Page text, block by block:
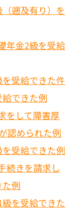
遡及有り）を
年金2級を受給
受給できた件
できた例
をして障害厚
認められた例
受給できた例
続きを請求し
例
を受給できた